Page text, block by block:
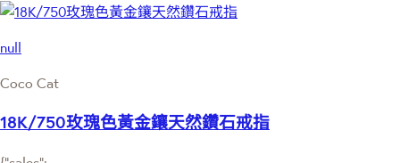
null
Coco Cat
18K/750玫瑰色黃金鑲天然鑽石戒指